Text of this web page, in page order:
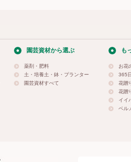
園芸資材から選ぶ
薬剤・肥料
土・培養土・鉢・プランター
園芸資材すべて
も
お花
365
花贈
花贈
イイ
ベル